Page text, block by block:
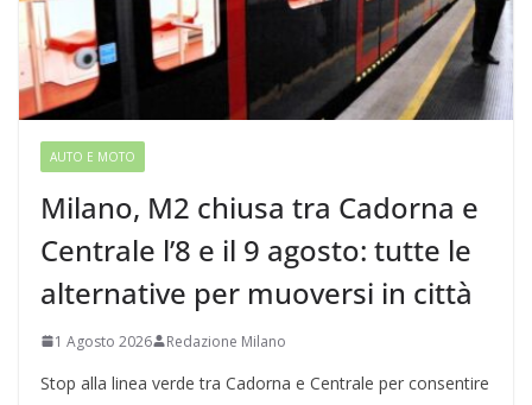
AUTO E MOTO
Milano, M2 chiusa tra Cadorna e
Centrale l’8 e il 9 agosto: tutte le
alternative per muoversi in città
1 Agosto 2026 Redazione Milano
Stop alla linea verde tra Cadorna e Centrale per consentire